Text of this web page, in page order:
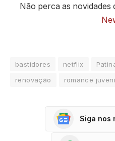
Não perca as novidades
bastidores netflix
renovação
romance
Siga nos